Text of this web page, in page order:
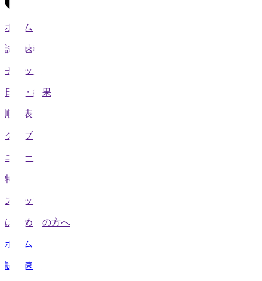
ホーム
試合速報
チケット
日程・結果
順位表
クラブ
ニュース
特集
スタッツ
はじめての方へ
ホーム
試合速報